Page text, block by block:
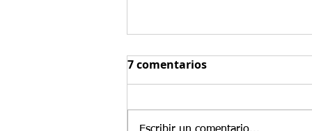
Exenciones por Dificultad
condicionales que no pueden
7 comentarios